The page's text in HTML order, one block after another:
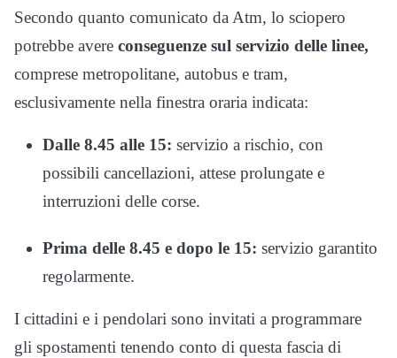
Secondo quanto comunicato da Atm, lo sciopero
potrebbe avere conseguenze sul servizio delle linee,
comprese metropolitane, autobus e tram,
esclusivamente nella finestra oraria indicata:
Dalle 8.45 alle 15: servizio a rischio, con
possibili cancellazioni, attese prolungate e
interruzioni delle corse.
Prima delle 8.45 e dopo le 15: servizio garantito
regolarmente.
I cittadini e i pendolari sono invitati a programmare
gli spostamenti tenendo conto di questa fascia di